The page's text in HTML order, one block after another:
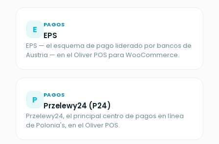
E PAGOS
EPS
EPS — el esquema de pago liderado por bancos de
Austria — en el Oliver POS para WooCommerce.
P PAGOS
Przelewy24 (P24)
Przelewy24, el principal centro de pagos en línea
de Polonia's, en el Oliver POS.